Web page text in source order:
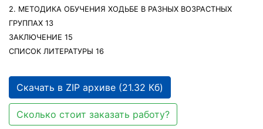
2. МЕТОДИКА ОБУЧЕНИЯ ХОДЬБЕ В РАЗНЫХ ВОЗРАСТНЫХ
ГРУППАХ 13
ЗАКЛЮЧЕНИЕ 15
СПИСОК ЛИТЕРАТУРЫ 16
Скачать в ZIP архиве (21.32 Кб)
Сколько стоит заказать работу?